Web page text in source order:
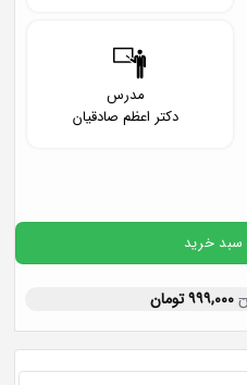
مدرس
دکتر اعظم صادقیان
سبد خرید
۹۹۹,۰۰۰تومان